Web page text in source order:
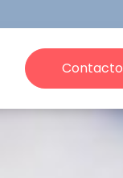
Contacto